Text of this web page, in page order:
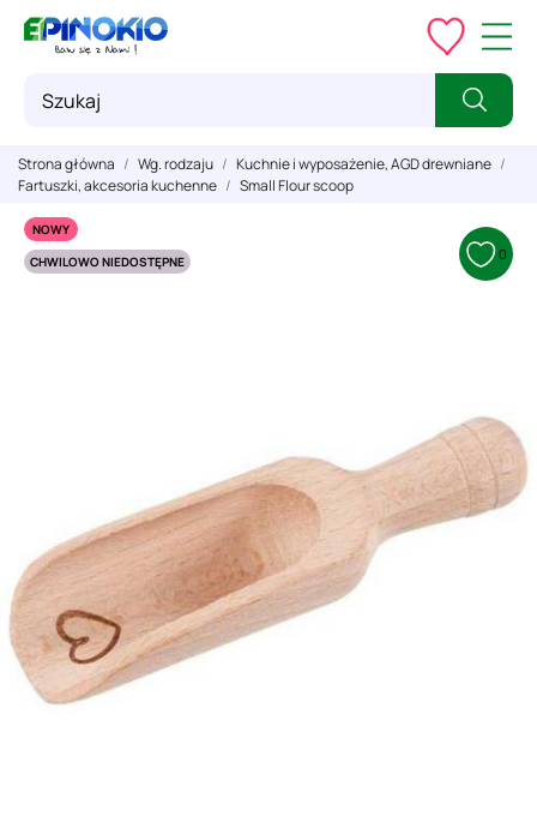
Strona główna Wg. rodzaju
Kuchnie i wyposażenie, AGD drewniane
Fartuszki, akcesoria kuchenne
Small Flour scoop
NOWY
CHWILOWO NIEDOSTĘPNE
0